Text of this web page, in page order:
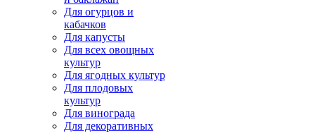
Для огурцов и
кабачков
Для капусты
Для всех овощных
культур
Для ягодных культур
Для плодовых
культур
Для винограда
Для декоративных